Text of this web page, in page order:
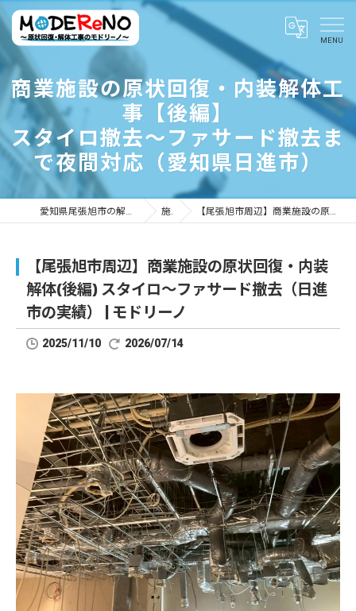
商業施設の原状回復・内装解体工
事【後編】
スタイロ撤去〜ファサード撤去ま
で夜間対応（愛知県日進市）
愛知県尾張旭市の解体ならMODEReNO ～原状回復・解体工事のモドリーノ～ 施工事例 【尾張旭市周辺】商業施設の原状回復・内装解体(後編) スタイロ〜ファサード撤去（日進市の実績） | モドリーノ
【尾張旭市周辺】商業施設の原状回復・内装
解体(後編) スタイロ〜ファサード撤去（日進
市の実績） | モドリーノ
2025/11/10 2026/07/14